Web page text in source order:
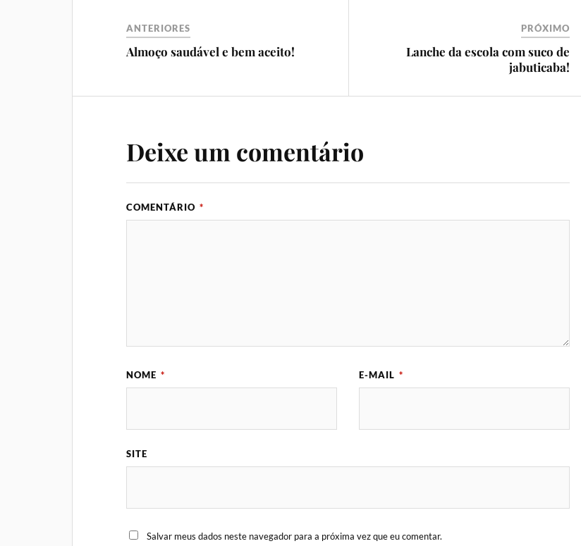
ANTERIORES
Almoço saudável e bem aceito!
PRÓXIMO
Lanche da escola com suco de
jabuticaba!
Deixe um comentário
COMENTÁRIO *
NOME * E-MAIL *
SITE
Salvar meus dados neste navegador para a próxima vez que eu comentar.